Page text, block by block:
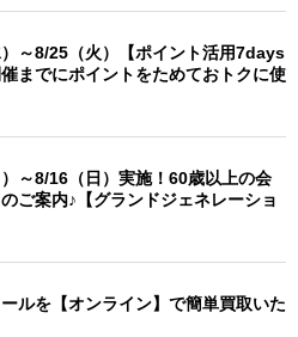
～8/25（火）【ポイント活用7days
までにポイントをためておトクに使
～8/16（日）実施！60歳以上の会
ご案内♪【グランドジェネレーショ
ルを【オンライン】で簡単買取いた